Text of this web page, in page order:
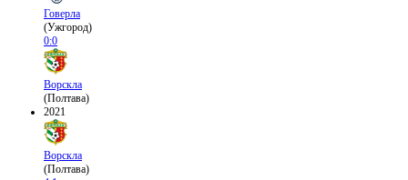
Говерла
(Ужгород)
0:0
Ворскла
(Полтава)
2021
Ворскла
(Полтава)